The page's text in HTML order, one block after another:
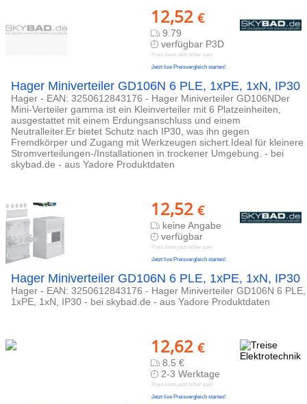
12,52 €
9.79
verfügbar P3D
Preis kann jetzt höher sein
Jetzt live Preisvergleich starten!
Hager Miniverteiler GD106N 6 PLE, 1xPE, 1xN, IP30
Hager - EAN: 3250612843176 - Hager Miniverteiler GD106NDer
Mini-Verteiler gamma ist ein Kleinverteiler mit 6 Platzeinheiten,
ausgestattet mit einem Erdungsanschluss und einem
Neutralleiter.Er bietet Schutz nach IP30, was ihn gegen
Fremdkörper und Zugang mit Werkzeugen sichert.Ideal für kleinere
Stromverteilungen-/Installationen in trockener Umgebung. - bei
skybad.de - aus Yadore Produktdaten
12,52 €
keine Angabe
verfügbar
Preis kann jetzt höher sein
Jetzt live Preisvergleich starten!
Hager Miniverteiler GD106N 6 PLE, 1xPE, 1xN, IP30
Hager - EAN: 3250612843176 - Hager Miniverteiler GD106N 6 PLE,
1xPE, 1xN, IP30 - bei skybad.de - aus Yadore Produktdaten
12,62 €
8.5 €
2-3 Werktage
Preis kann jetzt höher sein
Jetzt live Preisvergleich starten!